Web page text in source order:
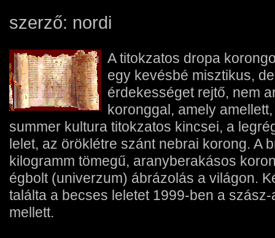
szerző: nordi
A titokzatos dropa
egy kevésbé misztikus,
érdekességet rejtő, nem
koronggal, amely
summer kultura titokzatos kincsei, a
lelet, az öröklétre szánt nebrai korong. A
kilogramm tömegű, aranyberakásos
égbolt (univerzum) ábrázolás a világon.
találta a becses leletet 1999-ben a
mellett.